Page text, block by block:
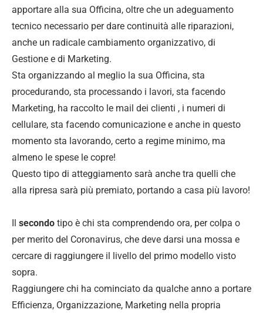
apportare alla sua Officina, oltre che un adeguamento
tecnico necessario per dare continuità alle riparazioni,
anche un radicale cambiamento organizzativo, di
Gestione e di Marketing.
Sta organizzando al meglio la sua Officina, sta
procedurando, sta processando i lavori, sta facendo
Marketing, ha raccolto le mail dei clienti , i numeri di
cellulare, sta facendo comunicazione e anche in questo
momento sta lavorando, certo a regime minimo, ma
almeno le spese le copre!
Questo tipo di atteggiamento sarà anche tra quelli che
alla ripresa sarà più premiato, portando a casa più lavoro!
secondo tipo è chi sta comprendendo ora, per colpa o
per merito del Coronavirus, che deve darsi una mossa e
cercare di raggiungere il livello del primo modello visto
sopra.
Raggiungere chi ha cominciato da qualche anno a portare
Efficienza, Organizzazione, Marketing nella propria